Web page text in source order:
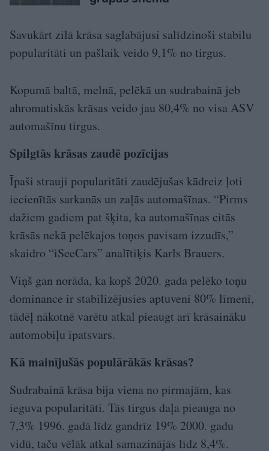
Savukārt zilā krāsa saglabājusi salīdzinoši stabilu
popularitāti un pašlaik veido 9,1% no tirgus.
Kopumā baltā, melnā, pelēkā un sudrabainā jeb
ahromatiskās krāsas veido jau 80,4% no visa ASV
automašīnu tirgus.
Spilgtās krāsas zaudē pozīcijas
Īpaši strauji popularitāti zaudējušas kādreiz ļoti
iecienītās sarkanās un zaļās automašīnas. “Pirms
dažiem gadiem pat šķita, ka automašīnas citās
krāsās nekā pelēkajos toņos pavisam izzudīs,”
skaidro “iSeeCars” analītiķis Karls Brauers.
Viņš gan norāda, ka kopš 2020. gada pelēko toņu
dominance ir stabilizējusies aptuveni 80% līmenī,
tādēļ nākotnē varētu atkal pieaugt arī krāsaināku
automobiļu īpatsvars.
Kā mainījušās populārākās krāsas?
Sudrabainā krāsa bija viena no pirmajām, kas
ieguva popularitāti. Tās tirgus daļa pieauga no
7,3% 1996. gadā līdz gandrīz 19% 2000. gadu
vidū, taču vēlāk atkal samazinājās līdz 8,4%.